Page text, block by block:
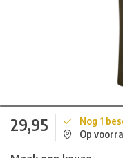
29,95
Nog 1
Op